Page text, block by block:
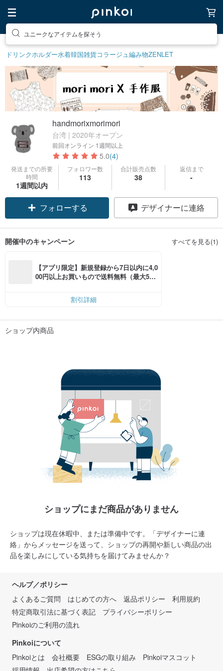
ユニークなアイテムを探そう
ドリンクホルダー水着韓国雑貨コラージュ編み物ZENLET
handmorixmorimori
台湾 | 2020年オープン
前回オンライン 1週間以上
5.0(4)
発送までの所要
時間
1週間以内
フォロワー数
113
合計販売点数
38
返信まで
-
フォローする デザイナーに連絡
開催中のキャンペーン すべてを見る(1)
【アプリ限定】新規登録から7日以内に4,0
00円以上お買いもので送料無料（最大500
割引詳細
ショップ内商品
ショップにまだ商品がありません
ショップは現在休暇中、または準備中です。「デザイナーに連
絡」からメッセージを送って、ショップの再開や新しい商品の出
品を楽しみにしている気持ちを届けてみませんか？
ヘルプ／ポリシー
よくあるご質問
はじめての方へ 返品ポリシー
利用規約
特定商取引法に基づく表記
プライバシーポリシー
Pinkoiのご利用の流れ
Pinkoiについて
Pinkoiとは
会社概要 ESGの取り組み
Pinkoiマスコット